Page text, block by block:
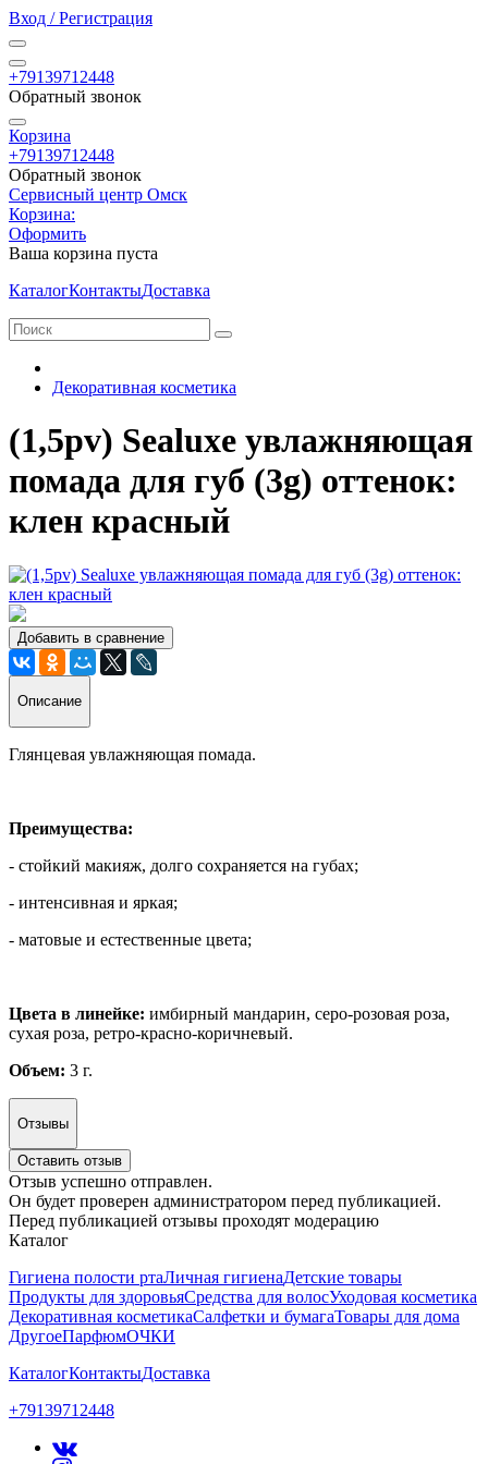
Вход / Регистрация
+79139712448
Обратный звонок
Корзина
+79139712448
Обратный звонок
Сервисный центр Омск
Корзина:
Оформить
Ваша корзина пуста
КаталогКонтактыДоставка
Декоративная косметика
(1,5pv) Sealuxe увлажняющая
помада для губ (3g) оттенок:
клен красный
Добавить в сравнение
Описание
Глянцевая увлажняющая помада.
Преимущества:
- стойкий макияж, долго сохраняется на губах;
- интенсивная и яркая;
- матовые и естественные цвета;
Цвета в линейке: имбирный мандарин, серо-розовая роза,
сухая роза, ретро-красно-коричневый.
Объем: 3 г.
Отзывы
Оставить отзыв
Отзыв успешно отправлен.
Он будет проверен администратором перед публикацией.
Перед публикацией отзывы проходят модерацию
Каталог
Гигиена полости ртаЛичная гигиенаДетские товары
Продукты для здоровьяСредства для волосУходовая косметика
Декоративная косметикаСалфетки и бумагаТовары для дома
ДругоеПарфюмОЧКИ
КаталогКонтактыДоставка
+79139712448